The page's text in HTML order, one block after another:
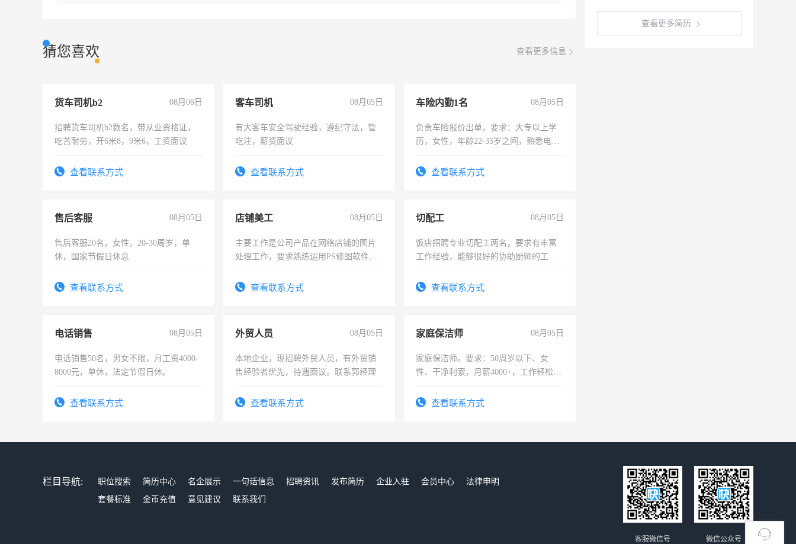
猜您喜欢 查看更多信息
货车司机b2 08月06日
招聘货车司机b2数名，带从业资格证，
吃苦耐劳，开6米8，9米6，工资面议
查看联系方式
客车司机 08月05日
有大客车安全驾驶经验，遵纪守法，管
吃注，薪资面议
查看联系方式
车险内勤1名 08月05日
负责车险报价出单，要求：大专以上学
历，女性，年龄22-35岁之间，熟悉电脑
试用期1-3个月，转正后交纳五险，
查看联系方式
售后客服 08月05日
售后客服20名，女性，20-30周岁，单
休，国家节假日休息
查看联系方式
店铺美工 08月05日
主要工作是公司产品在网络店铺的图片
处理工作，要求熟练运用PS修图软件,工
查看联系方式
切配工 08月05日
饭店招聘专业切配工两名，要求有丰富
工作经验，能够很好的协助厨师的工
4500。查看联系方式
电话销售 08月05日
电话销售50名，男女不限，月工资4000-
8000元，单休，法定节假日休。
查看联系方式
外贸人员 08月05日
本地企业，现招聘外贸人员，有外贸销
售经验者优先，待遇面议。联系郭经理
查看联系方式
家庭保洁师 08月05日
家庭保洁师。要求：50周岁以下、女
性、干净利索，月薪4000+，工作轻松，
太太等。查看联系方式
查看更多简历
栏目导航: 职位搜索 简历中心 名企展示 一句话信息 招聘资讯 发布简历 企业入驻 会员中心
法律申明
套餐标准
金币充值 意见建议 联系我们
微信公众号
客服微信号